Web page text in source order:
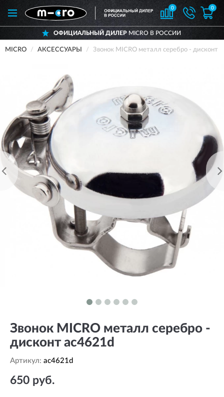
0 0
ОФИЦИАЛЬНЫЙ ДИЛЕР MICRO В РОССИИ
MICRO АКСЕССУАРЫ Звонок MICRO металл серебро - дисконт
Звонок MICRO металл серебро -
дисконт ac4621d
Артикул: ac4621d
650 руб.